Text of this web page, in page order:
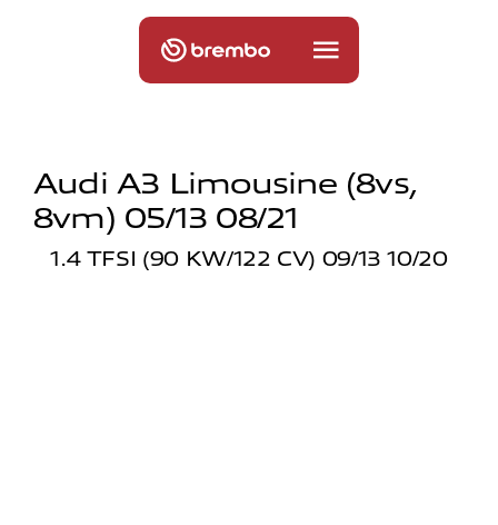
Audi A3 Limousine (8vs,
8vm) 05/13 08/21
1.4 TFSI (90 KW/122 CV) 09/13 10/20